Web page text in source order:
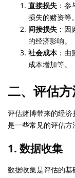
直接损失 ：
损失的赌资等。
间接损失 ：
的经济影响。
社会成本：由
成本增加等。
二、评估
评估赌博带来的经
是一些常见的评估方
1. 数据收集
数据收集是评估的基